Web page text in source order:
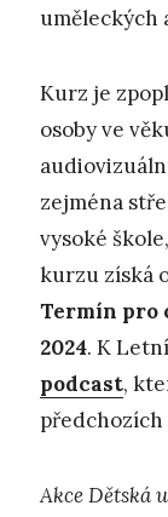
uměleckých
Kurz je
osoby ve
zejména
vysoké
kurzu získá
Termín pro
2024. K
podcast,
Akce Dětská